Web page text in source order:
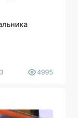
4995